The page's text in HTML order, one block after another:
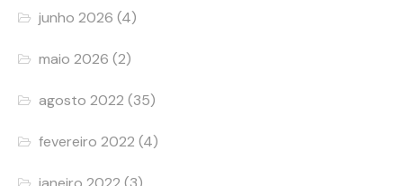
junho 2026 (4)
maio 2026 (2)
agosto 2022 (35)
fevereiro 2022 (4)